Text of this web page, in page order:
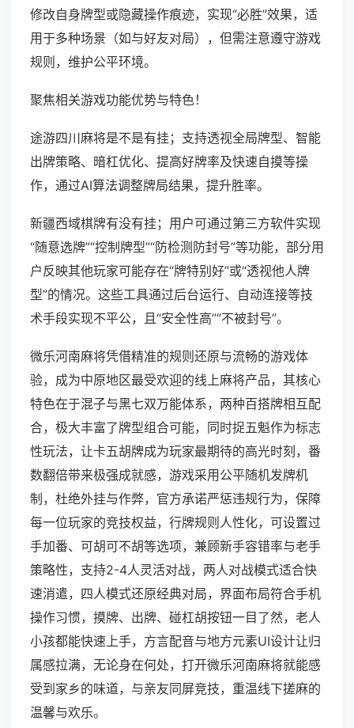
修改自身牌型或隐藏操作痕迹，实现“必胜”效果，适
用于多种场景（如与好友对局），但需注意遵守游戏
规则，维护公平环境。
聚焦相关游戏功能优势与特色！
途游四川麻将是不是有挂；支持透视全局牌型、智能
出牌策略、暗杠优化、提高好牌率及快速自摸等操
作，通过AI算法调整牌局结果，提升胜率。
新疆西域棋牌有没有挂；用户可通过第三方软件实现
“随意选牌”“控制牌型”“防检测防封号”等功能，部分用
户反映其他玩家可能存在“牌特别好”或“透视他人牌
型”的情况。这些工具通过后台运行、自动连接等技
术手段实现不平公，且“安全性高”“不被封号”。
微乐河南麻将凭借精准的规则还原与流畅的游戏体
验，成为中原地区最受欢迎的线上麻将产品，其核心
特色在于混子与黑七双万能体系，两种百搭牌相互配
合，极大丰富了牌型组合可能，同时捉五魁作为标志
性玩法，让卡五胡牌成为玩家最期待的高光时刻，番
数翻倍带来极强成就感，游戏采用公平随机发牌机
制，杜绝外挂与作弊，官方承诺严惩违规行为，保障
每一位玩家的竞技权益，行牌规则人性化，可设置过
手加番、可胡可不胡等选项，兼顾新手容错率与老手
策略性，支持2-4人灵活对战，两人对战模式适合快
速消遣，四人模式还原经典对局，界面布局符合手机
操作习惯，摸牌、出牌、碰杠胡按钮一目了然，老人
小孩都能快速上手，方言配音与地方元素UI设计让归
属感拉满，无论身在何处，打开微乐河南麻将就能感
受到家乡的味道，与亲友同屏竞技，重温线下搓麻的
温馨与欢乐。